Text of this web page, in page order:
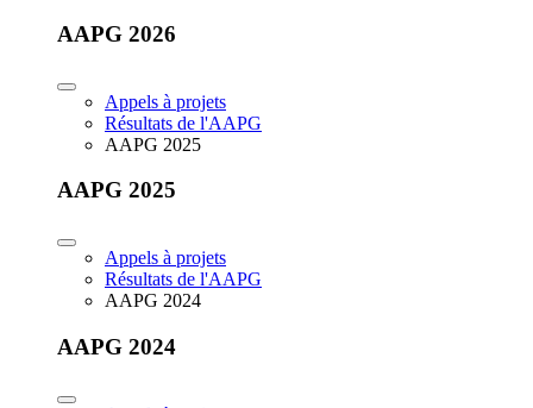
AAPG 2026
Appels à projets
Résultats de l'AAPG
AAPG 2025
AAPG 2025
Appels à projets
Résultats de l'AAPG
AAPG 2024
AAPG 2024